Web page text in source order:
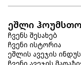
ეშლი
ჩვენს შესახებ
ჩვენი ისტორია
ეშლის ავეჯის